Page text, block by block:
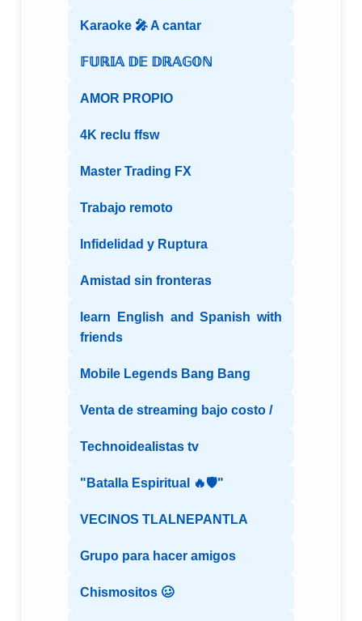
Karaoke 🎤 A cantar
𝔽𝕌ℝ𝕀𝔸 𝔻𝔼 𝔻ℝ𝔸𝔾𝕆ℕ
AMOR PROPIO
4K reclu ffsw
Master Trading FX
Trabajo remoto
Infidelidad y Ruptura
Amistad sin fronteras
learn English and Spanish with
friends
Mobile Legends Bang Bang
Venta de streaming bajo costo /
Technoidealistas tv
"Batalla Espiritual 🔥🛡️"
VECINOS TLALNEPANTLA
Grupo para hacer amigos
Chismositos 🥴